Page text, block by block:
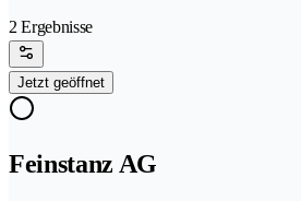
2 Ergebnisse
Jetzt geöffnet
Feinstanz AG